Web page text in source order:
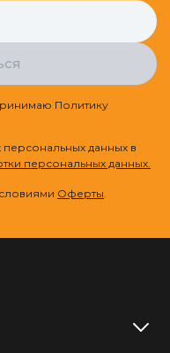
Политику
данных в
персональных данных.
Оферты